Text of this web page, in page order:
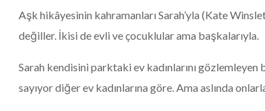
Aşk hikâyesinin kahramanları Sarah’yla (Kate
değiller. İkisi de evli ve çocuklular ama başkalarıyla.
Sarah kendisini parktaki ev kadınlarını
sayıyor diğer ev kadınlarına göre. Ama aslında